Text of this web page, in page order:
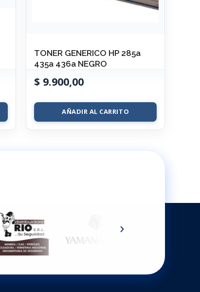
TONER GENERICO HP 285a
435a 436a NEGRO
$ 9.900,00
AÑADIR AL CARRITO